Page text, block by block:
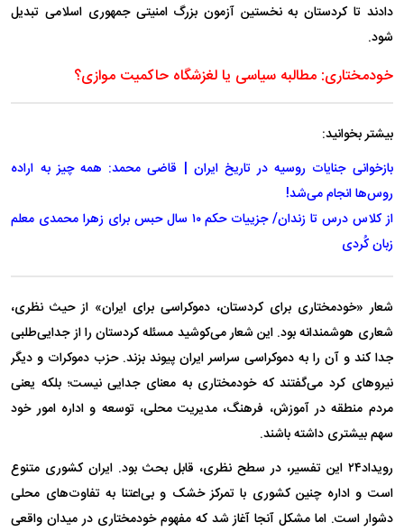
دادند تا کردستان به نخستین آزمون بزرگ امنیتی جمهوری اسلامی تبدیل
شود.
خودمختاری: مطالبه سیاسی یا لغزشگاه حاکمیت موازی؟
بیشتر بخوانید:
بازخوانی جنایات روسیه در تاریخ ایران | قاضی محمد: همه چیز به اراده
روس‌ها انجام می‌شد!
از کلاس درس تا زندان/ جزییات حکم ۱۰ سال حبس برای زهرا محمدی معلم
زبان کُردی
شعار «خودمختاری برای کردستان، دموکراسی برای ایران» از حیث نظری،
شعاری هوشمندانه بود. این شعار می‌کوشید مسئله کردستان را از جدایی‌طلبی
جدا کند و آن را به دموکراسی سراسر ایران پیوند بزند. حزب دموکرات و دیگر
نیرو‌های کرد می‌گفتند که خودمختاری به معنای جدایی نیست؛ بلکه یعنی
مردم منطقه در آموزش، فرهنگ، مدیریت محلی، توسعه و اداره امور خود
سهم بیشتری داشته باشند.
رویداد۲۴ این تفسیر، در سطح نظری، قابل بحث بود. ایران کشوری متنوع
است و اداره چنین کشوری با تمرکز خشک و بی‌اعتنا به تفاوت‌های محلی
دشوار است. اما مشکل آنجا آغاز شد که مفهوم خودمختاری در میدان واقعی